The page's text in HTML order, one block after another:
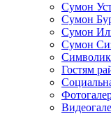
Сумон
Сумон
Сумон
Сумон
Гостям